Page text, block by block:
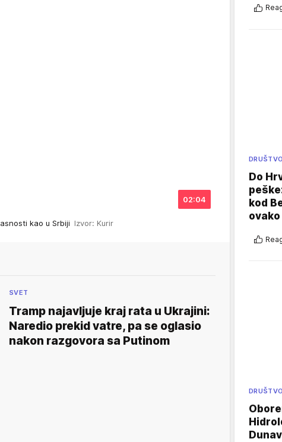
02:04
kao u Srbiji Izvor: Kurir
SVET
Tramp najavljuje kraj rata u Ukrajini:
Naredio prekid vatre, pa se oglasio
nakon razgovora sa Putinom
DRUŠTVO
Do
kod
DRUŠTVO